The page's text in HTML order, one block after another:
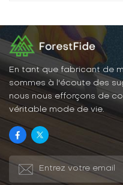
En tant que fabricant de
sommes à l'écoute des
nous nous efforçons de
véritable mode de vie.